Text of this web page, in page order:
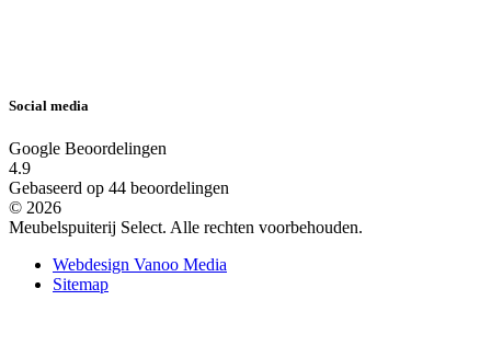
Social media
Google Beoordelingen
4.9
Gebaseerd op 44 beoordelingen
© 2026
Meubelspuiterij Select. Alle rechten voorbehouden.
Webdesign Vanoo Media
Sitemap